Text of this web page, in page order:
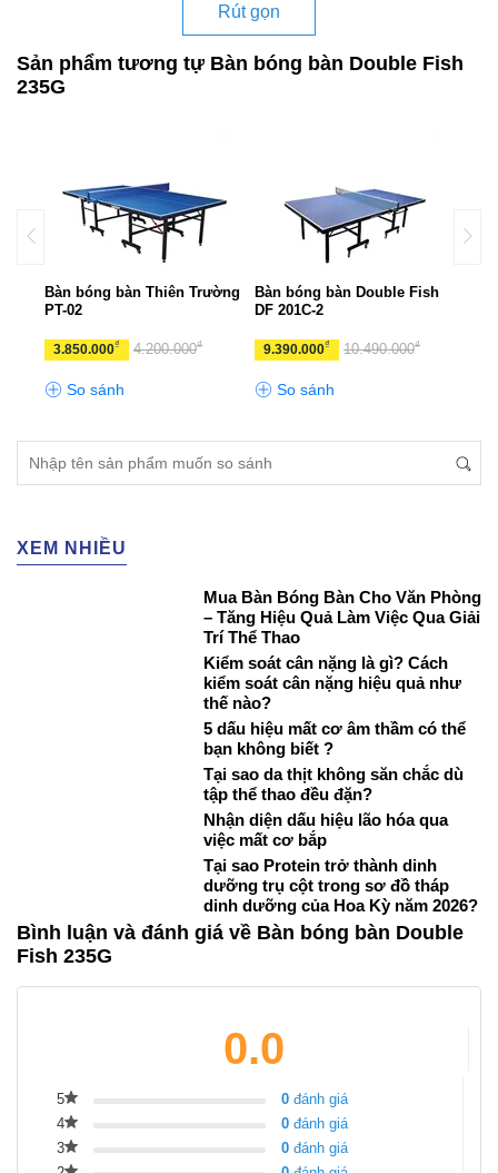
Rút gọn
Sản phẩm tương tự Bàn bóng bàn Double Fish
235G
Bàn bóng bàn Thiên Trường
PT-02
3.850.000₫ 4.200.000₫
So sánh
Bàn bóng bàn Double Fish
DF 201C-2
9.390.000₫ 10.490.000₫
So sánh
XEM NHIỀU
Mua Bàn Bóng Bàn Cho Văn Phòng
– Tăng Hiệu Quả Làm Việc Qua Giải
Trí Thể Thao
Kiểm soát cân nặng là gì? Cách
kiểm soát cân nặng hiệu quả như
thế nào?
5 dấu hiệu mất cơ âm thầm có thể
bạn không biết ?
Tại sao da thịt không săn chắc dù
tập thể thao đều đặn?
Nhận diện dấu hiệu lão hóa qua
việc mất cơ bắp
Tại sao Protein trở thành dinh
dưỡng trụ cột trong sơ đồ tháp
dinh dưỡng của Hoa Kỳ năm 2026?
Bình luận và đánh giá về Bàn bóng bàn Double
Fish 235G
0.0
5 0 đánh giá
4
0 đánh giá
3
0 đánh giá